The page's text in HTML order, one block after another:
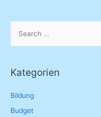
r
h
f
Kategorien
Bildung
Budget